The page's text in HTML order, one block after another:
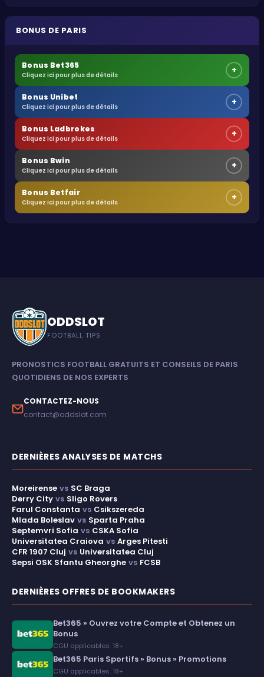
BONUS DE PARIS
Bonus Bet365
Cliquez ici pour plus de détails +
Bonus Unibet
Cliquez ici pour plus de détails +
Bonus Ladbrokes
Cliquez ici pour plus de détails +
Bonus Bwin
Cliquez ici pour plus de détails +
Bonus Betfair
Cliquez ici pour plus de détails +
ODDSLOT
FOOTBALL TIPS
PRONOSTICS FOOTBALL GRATUITS ET CONSEILS DE PARIS
QUOTIDIENS DE NOS EXPERTS
CONTACTEZ-NOUS
contact@oddslot.com
DERNIÈRES ANALYSES DE MATCHS
Moreirense vs SC Braga
Derry City vs Sligo Rovers
Farul Constanta vs Csikszereda
Mlada Boleslav vs Sparta Praha
Septemvri Sofia vs CSKA Sofia
Universitatea Craiova vs Arges Pitesti
CFR 1907 Cluj vs Universitatea Cluj
Sepsi OSK Sfantu Gheorghe vs FCSB
DERNIÈRES OFFRES DE BOOKMAKERS
Bet365 » Ouvrez votre Compte et Obtenez un
Bonus
CGU applicables. 18+
Bet365 Paris Sportifs » Bonus » Promotions
CGU applicables. 18+